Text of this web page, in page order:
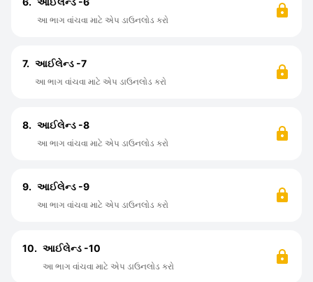
આ ભાગ વાંચવા માટે એપ ડાઉનલોડ કરો
7. આઈલેન્ડ -7
આ ભાગ વાંચવા માટે એપ ડાઉનલોડ કરો
8. આઈલેન્ડ -8
આ ભાગ વાંચવા માટે એપ ડાઉનલોડ કરો
9. આઈલેન્ડ -9
આ ભાગ વાંચવા માટે એપ ડાઉનલોડ કરો
10. આઈલેન્ડ -10
આ ભાગ વાંચવા માટે એપ ડાઉનલોડ કરો